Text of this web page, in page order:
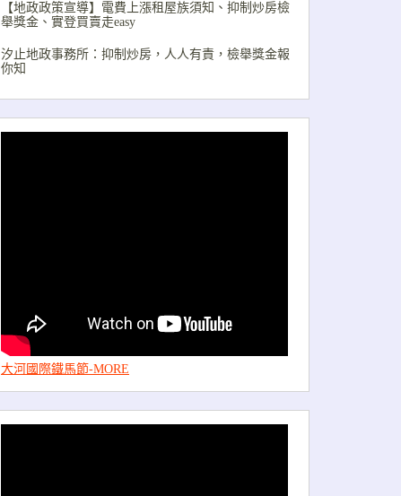
【地政政策宣導】電費上漲租屋族須知、抑制炒房檢
舉獎金、實登買賣走easy
汐止地政事務所：抑制炒房，人人有責，檢舉獎金報
你知
大河國際鐵馬節-MORE